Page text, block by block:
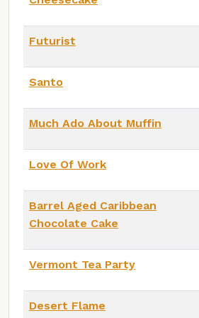
Futurist
Santo
Much Ado About Muffin
Love Of Work
Barrel Aged Caribbean
Chocolate Cake
Vermont Tea Party
Desert Flame